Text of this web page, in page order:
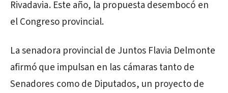
Rivadavia. Este año, la propuesta desembocó en
el Congreso provincial.
La senadora provincial de Juntos Flavia Delmonte
afirmó que impulsan en las cámaras tanto de
Senadores como de Diputados, un proyecto de